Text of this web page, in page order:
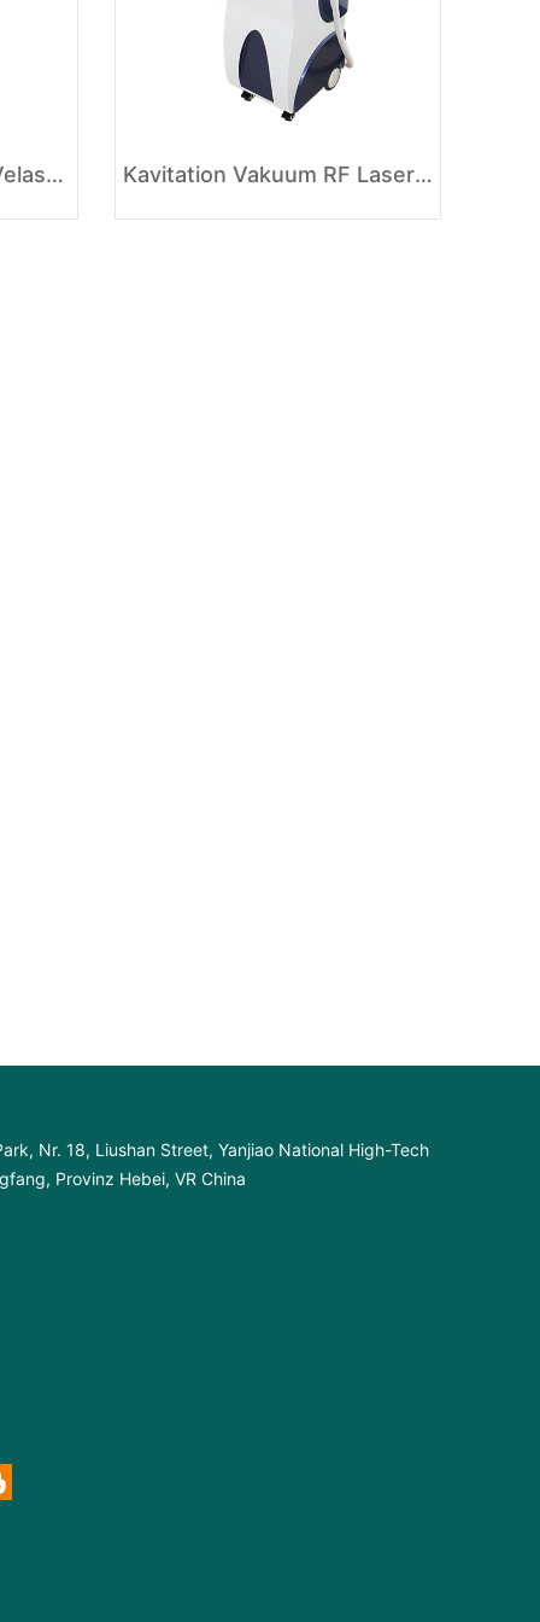
Rf Kavitation Vakuum Velashape Schlankheitsmaschine Kavitation Vakuum RF Laser Abnehmen Velashape
Nr. 18, Liushan Street, Yanjiao National High-Tech
Provinz Hebei, VR China